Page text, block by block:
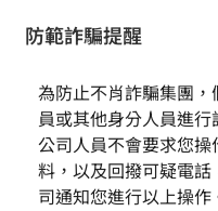
ESG電子報
首頁 企業社會責任
防範詐騙提醒
為防止不肖詐騙集團
員或其他身分人員進
公司人員不會要求您
料，以及回撥可疑電
司通知您進行以上操作